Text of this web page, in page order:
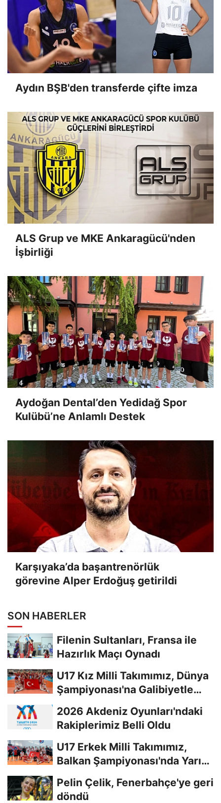
Aydın BŞB'den transferde çifte imza
ALS Grup ve MKE Ankaragücü'nden
İşbirliği
Aydoğan Dental’den Yedidağ Spor
Kulübü’ne Anlamlı Destek
Karşıyaka’da başantrenörlük
görevine Alper Erdoğuş getirildi
SON HABERLER
Filenin Sultanları, Fransa ile
Hazırlık Maçı Oynadı
U17 Kız Milli Takımımız, Dünya
Şampiyonası'na Galibiyetle
2026 Akdeniz Oyunları'ndaki
Rakiplerimiz Belli Oldu
U17 Erkek Milli Takımımız,
Balkan Şampiyonası'nda Yarı
Pelin Çelik, Fenerbahçe'ye geri
döndü